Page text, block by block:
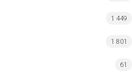
1 449
1 801
61